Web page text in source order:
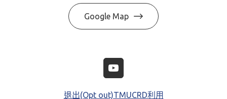
Google Map
退出(Opt out)TMUCRD利用